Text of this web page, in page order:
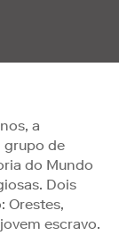
a
grupo de
do Mundo
Dois
Orestes,
escravo.